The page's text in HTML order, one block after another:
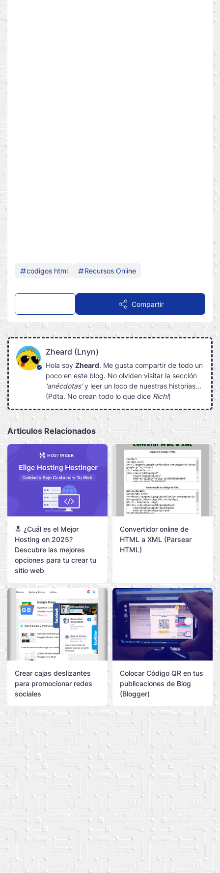
codigos html Recursos Online
Compartir
Zheard (Lnyn)
Hola soy Zheard. Me gusta compartir de todo un
poco en este blog. No olviden visitar la sección
'anécdotas'y leer un loco de nuestras historias...
(Pdta. No crean todo lo que dice Rich!)
Articulos Relacionados
🔝 ¿Cuál es el Mejor
Hosting en 2025?
Descubre las mejores
opciones para tu crear tu
sitio web
Convertidor online de
HTML a XML (Parsear
HTML)
Crear cajas deslizantes
para promocionar redes
sociales
Colocar Código QR en tus
publicaciones de Blog
(Blogger)